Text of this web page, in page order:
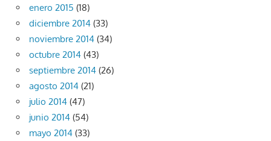
enero 2015 (18)
diciembre 2014 (33)
noviembre 2014 (34)
octubre 2014 (43)
septiembre 2014 (26)
agosto 2014 (21)
julio 2014 (47)
junio 2014 (54)
mayo 2014 (33)